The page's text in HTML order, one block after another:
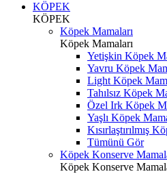
KÖPEK
KÖPEK
Köpek Mamaları
Köpek Mamaları
Yetişkin Köpek
Yavru Köpek
Light Köpek
Tahılsız Köpek
Özel Irk Köpek
Yaşlı Köpek
Kısırlaştırılmış
Tümünü Gör
Köpek Konserve
Köpek Konserve